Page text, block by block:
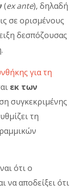
(ex ante), δηλαδή
σε ορισμένους
δεσπόζουσας
για τη
εκ των
συγκεκριμένης
τη
ότι ο
να αποδείξει ότι